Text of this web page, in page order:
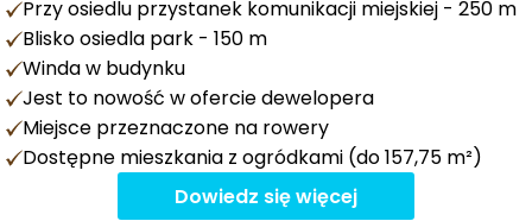
Przy osiedlu przystanek komunikacji miejskiej - 250 m
Blisko osiedla park - 150 m
Winda w budynku
Jest to nowość w ofercie dewelopera
Miejsce przeznaczone na rowery
Dostępne mieszkania z ogródkami (do 157,75 m²)
Dowiedz się więcej